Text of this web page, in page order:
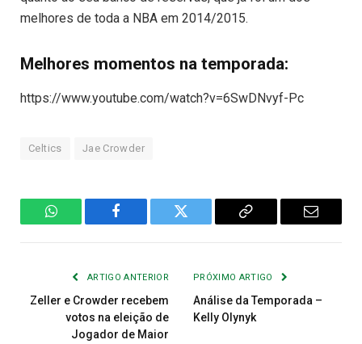
melhores de toda a NBA em 2014/2015.
Melhores momentos na temporada:
https://www.youtube.com/watch?v=6SwDNvyf-Pc
Celtics Jae Crowder
WhatsAppFacebook Twitter
Copiar
E-
ARTIGO ANTERIOR
Zeller e Crowder recebem
votos na eleição de
Jogador de Maior
PRÓXIMO ARTIGO
Análise da Temporada –
Kelly Olynyk